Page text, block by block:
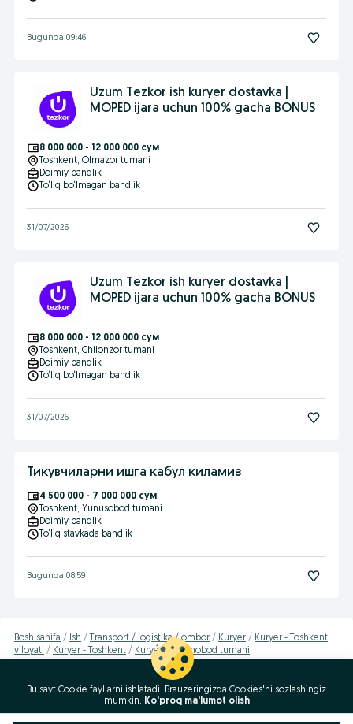
Bugunda 09:46
Uzum Tezkor ish kuryer dostavka |
MOPED ijara uchun 100% gacha BONUS
8 000 000 - 12 000 000 сум
Toshkent, Olmazor tumani
Doimiy bandlik
To‘liq bo‘lmagan bandlik
31/07/2026
Uzum Tezkor ish kuryer dostavka |
MOPED ijara uchun 100% gacha BONUS
8 000 000 - 12 000 000 сум
Toshkent, Chilonzor tumani
Doimiy bandlik
To‘liq bo‘lmagan bandlik
31/07/2026
Тикувчиларни ишга кабул киламиз
4 500 000 - 7 000 000 сум
Toshkent, Yunusobod tumani
Doimiy bandlik
To‘liq stavkada bandlik
Bugunda 08:59
Bosh sahifa Ish Transport / logistika / ombor Kuryer
Kuryer - Toshkent
viloyati
Kuryer - Toshkent Kuryer - Yashnobod tumani
RUKN
Bu sayt Cookie fayllarni ishlatadi. Brauzeringizda Cookies'ni sozlashingiz
mumkin. Ko'proq ma'lumot olish